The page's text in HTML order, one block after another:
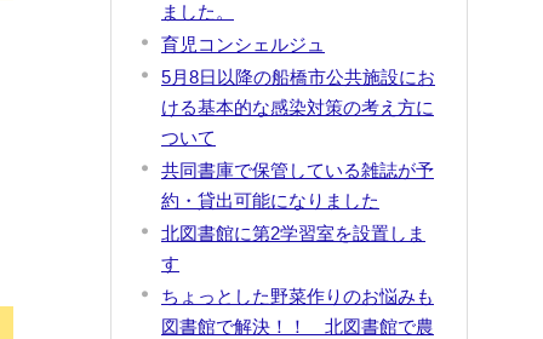
ました。
育児コンシェルジュ
5月8日以降の船橋市公共施設にお
ける基本的な感染対策の考え方に
ついて
共同書庫で保管している雑誌が予
約・貸出可能になりました
北図書館に第2学習室を設置しま
す
ちょっとした野菜作りのお悩みも
図書館で解決！！ 北図書館で農